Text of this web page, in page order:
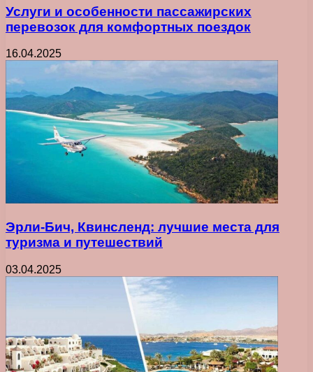
Услуги и особенности пассажирских
перевозок для комфортных поездок
16.04.2025
Эрли-Бич, Квинсленд: лучшие места для
туризма и путешествий
03.04.2025